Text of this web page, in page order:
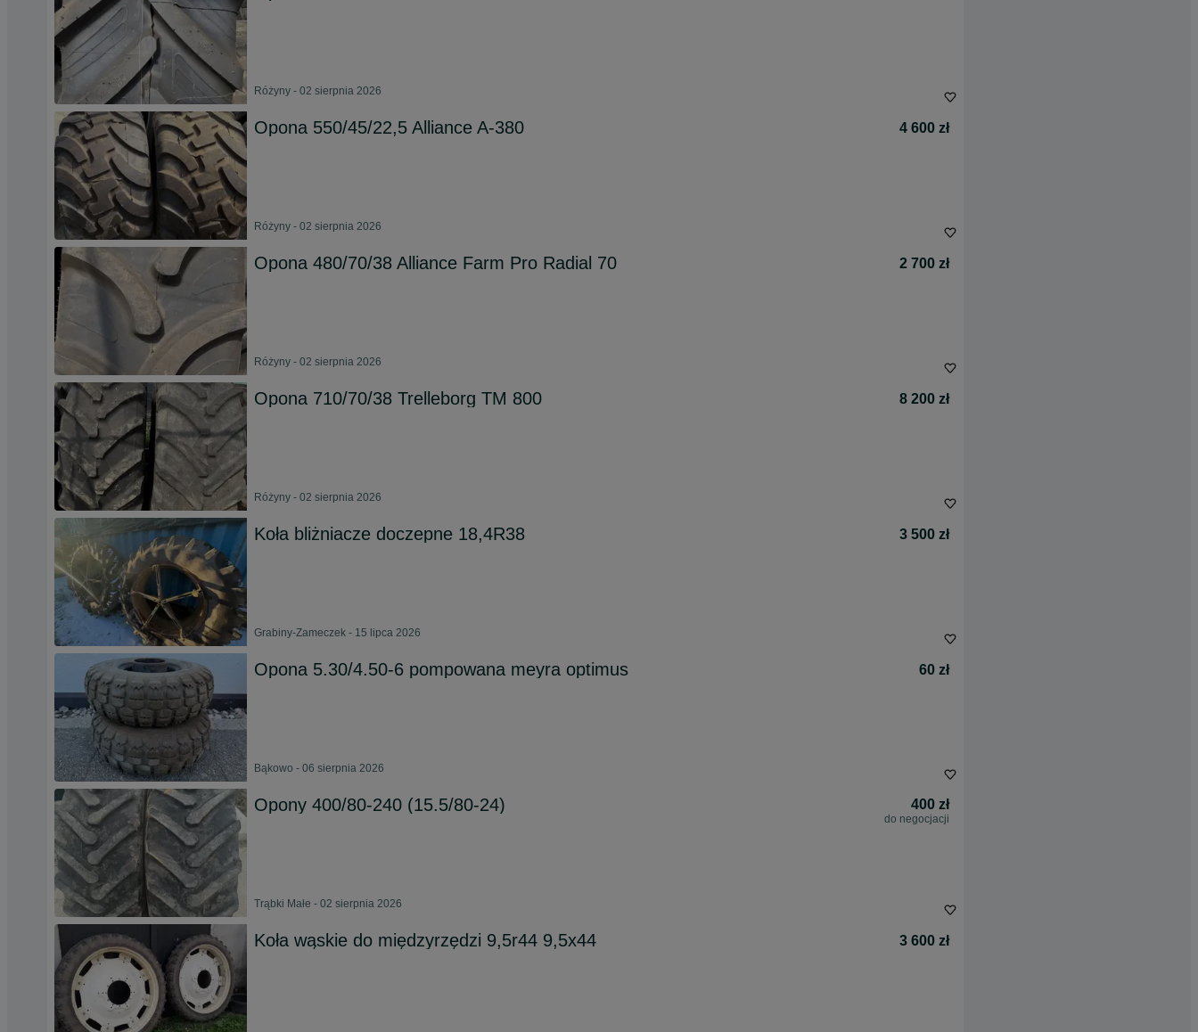
Różyny - 02 sierpnia 2026
Opona 550/45/22,5 Alliance A-380 4 600 zł
Różyny - 02 sierpnia 2026
Opona 480/70/38 Alliance Farm Pro Radial 70 2 700 zł
Różyny - 02 sierpnia 2026
Opona 710/70/38 Trelleborg TM 800 8 200 zł
Różyny - 02 sierpnia 2026
Koła bliżniacze doczepne 18,4R38 3 500 zł
Grabiny-Zameczek - 15 lipca 2026
Opona 5.30/4.50-6 pompowana meyra optimus 60 zł
Bąkowo - 06 sierpnia 2026
Opony 400/80-240 (15.5/80-24) 400 zł
do negocjacji
Trąbki Małe - 02 sierpnia 2026
Koła wąskie do międzyrzędzi 9,5r44 9,5x44 3 600 zł